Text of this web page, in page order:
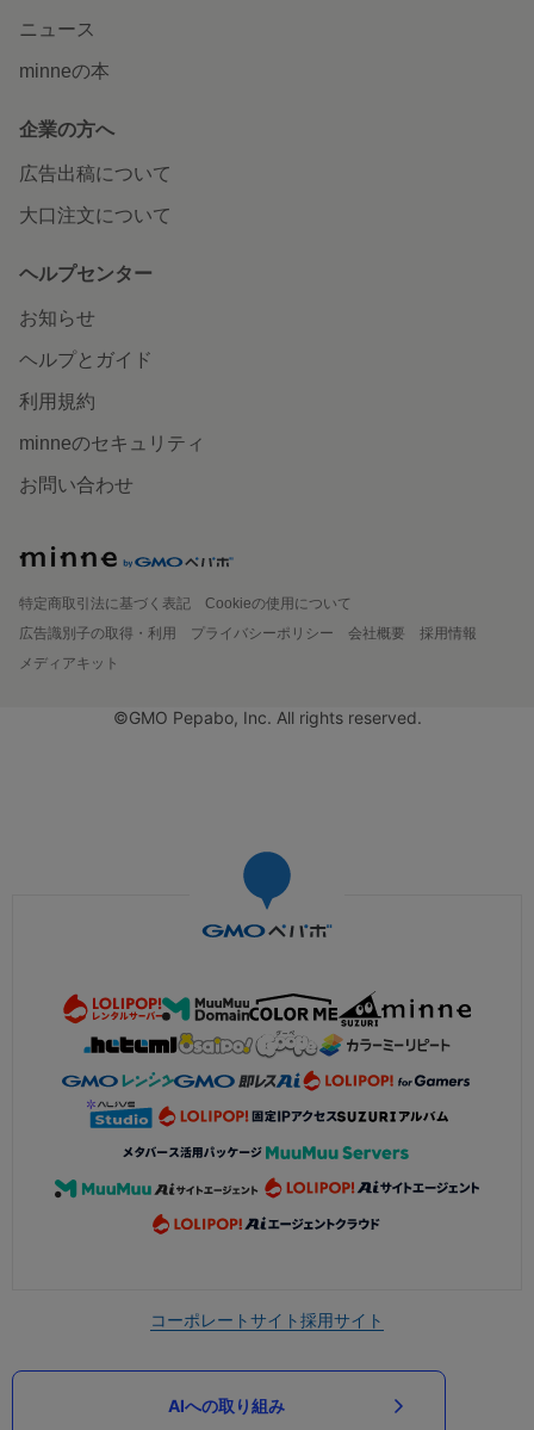
ニュース
minneの本
企業の方へ
広告出稿について
大口注文について
ヘルプセンター
お知らせ
ヘルプとガイド
利用規約
minneのセキュリティ
お問い合わせ
特定商取引法に基づく表記
Cookieの使用について
広告識別子の取得・利用
プライバシーポリシー 会社概要
採用情報
メディアキット
©GMO Pepabo, Inc. All rights reserved.
コーポレートサイト採用サイト
AIへの取り組み